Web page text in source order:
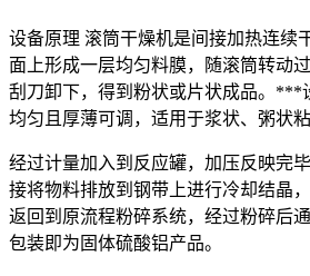
设备原理 滚筒干燥机是间接加热连续
面上形成一层均匀料膜，随滚筒转动
刮刀卸下，得到粉状或片状成品。***
均匀且厚薄可调，适用于浆状、粥状粘
经过计量加入到反应罐，加压反映完
接将物料排放到钢带上进行冷却结晶
返回到原流程粉碎系统，经过粉碎后
包装即为固体硫酸铝产品。